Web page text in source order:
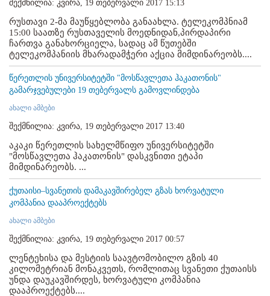
შექმნილია: კვირა, 19 თებერვალი 2017 15:13
რუსთავი 2-მა მაუწყებლობა განაახლა. ტელეკომპნიამ
15:00 საათზე რუსთაველის მოედნიდან,პირდაპირი
ჩართვა განახორციელა, სადაც ამ წუთებში
ტელეკომპანიის მხარადამჭერი აქცია მიმდინარეობს....
წერეთლის უნივერსიტეტში "მოსწავლეთა ჰაკათონის"
გამარჯვებულები 19 თებერვალს გამოვლინდება
ახალი ამბები
შექმნილია: კვირა, 19 თებერვალი 2017 13:40
აკაკი წერეთლის სახელმწიფო უნივერსიტეტში
"მოსწავლეთა ჰაკათონის" დასკვნითი ეტაპი
მიმდინარეობს. ...
ქუთაისი–სვანეთის დამაკავშირებელ გზას ხორვატული
კომპანია დააპროექტებს
ახალი ამბები
შექმნილია: კვირა, 19 თებერვალი 2017 00:57
ლენტეხისა და მესტიის საავტომობილო გზის 40
კილომეტრიან მონაკვეთს, რომლითაც სვანეთი ქუთაისს
უნდა დაუკავშირდეს, ხორვატული კომპანია
დააპროექტებს....